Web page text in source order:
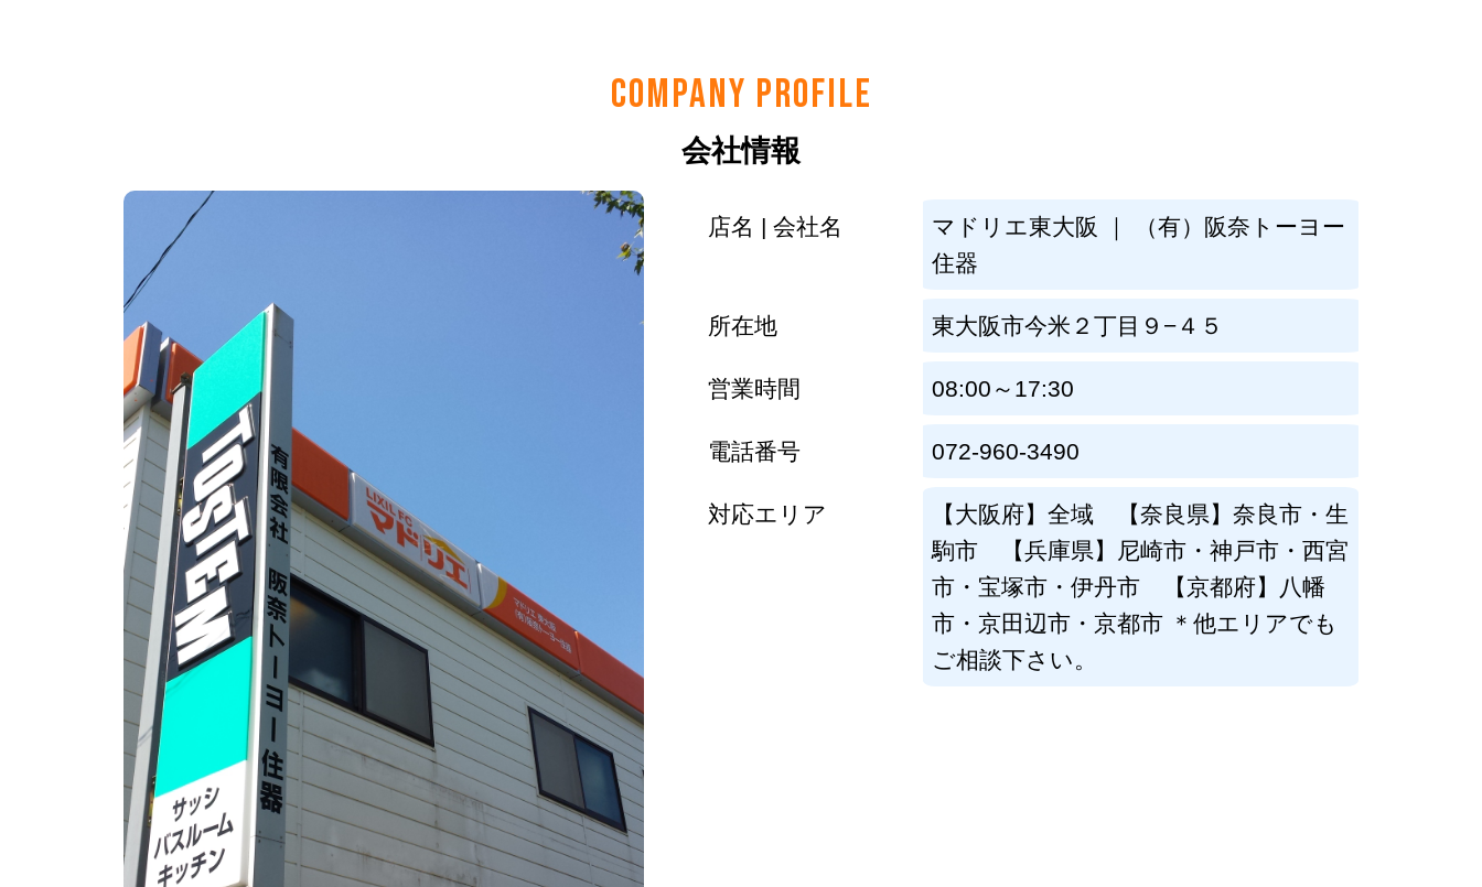
COMPANY PROFILE
会社情報
店名 | 会社名
マドリエ東大阪 ｜ （有）阪奈トーヨー
住器
所在地 東大阪市今米２丁目９−４５
営業時間 08:00～17:30
電話番号 072-960-3490
対応エリア
【大阪府】全域 【奈良県】奈良市・生
駒市 【兵庫県】尼崎市・神戸市・西宮
市・宝塚市・伊丹市 【京都府】八幡
市・京田辺市・京都市 ＊他エリアでも
ご相談下さい。